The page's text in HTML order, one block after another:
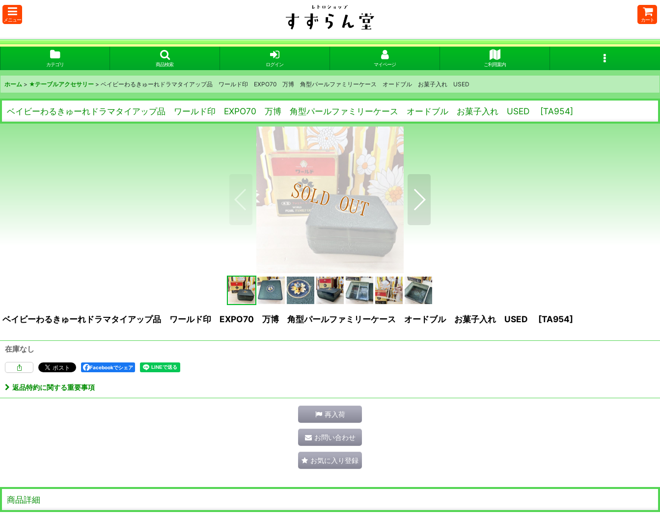
メニュー カート
カテゴリ 商品検索 ログイン マイページ ご利用案内
ホーム > ★テーブルアクセサリー > ベイビーわるきゅーれドラマタイアップ品 ワールド印 EXPO70 万博 角型パールファミリーケース オードブル お菓子入れ USED
ベイビーわるきゅーれドラマタイアップ品 ワールド印 EXPO70 万博 角型パールファミリーケース オードブル お菓子入れ USED [TA954]
ベイビーわるきゅーれドラマタイアップ品 ワールド印 EXPO70 万博 角型パールファミリーケース オードブル お菓子入れ USED [TA954]
在庫なし
Facebookでシェア
返品特約に関する重要事項
再入荷
お問い合わせ
お気に入り登録
商品詳細